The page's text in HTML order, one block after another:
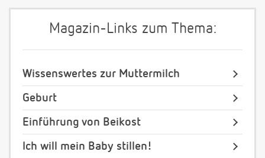
Magazin-Links zum Thema:
Wissenswertes zur Muttermilch
Geburt
Einführung von Beikost
Ich will mein Baby stillen!